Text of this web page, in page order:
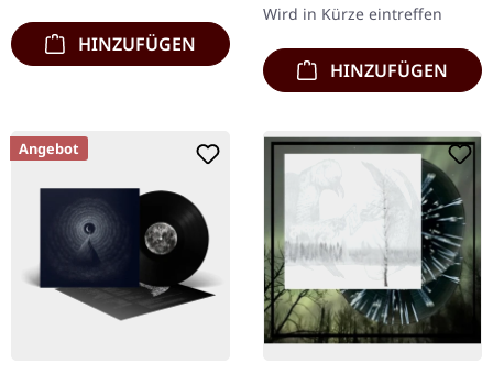
HINZUFÜGEN
Wird in Kürze eintreffen
HINZUFÜGEN
Angebot